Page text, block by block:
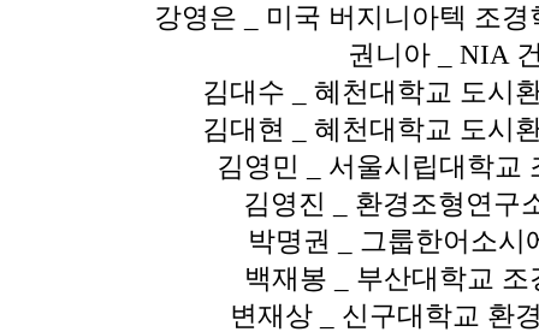
강영은
미국 버지니아텍 조
권니아_ NIA
김대수
혜천대학교 도시
김대현
혜천대학교 도시
김영민
서울시립대학교
김영진
환경조형연구
박명권
그룹한어소시
백재봉
부산대학교 조
변재상
신구대학교 환